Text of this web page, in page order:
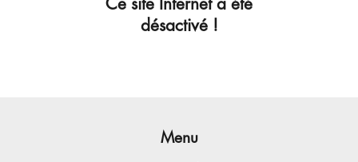
Ce site Internet a été
désactivé !
Menu